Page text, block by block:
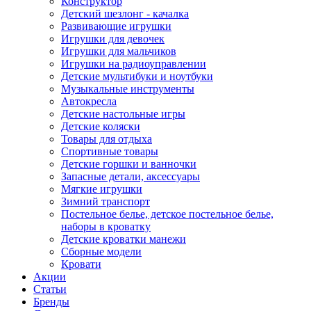
Детский шезлонг - качалка
Развивающие игрушки
Игрушки для девочек
Игрушки для мальчиков
Игрушки на радиоуправлении
Детские мультибуки и ноутбуки
Музыкальные инструменты
Автокресла
Детские настольные игры
Детские коляски
Товары для отдыха
Спортивные товары
Детские горшки и ванночки
Запасные детали, аксессуары
Мягкие игрушки
Зимний транспорт
Постельное белье, детское постельное белье,
наборы в кроватку
Детские кроватки манежи
Сборные модели
Кровати
Акции
Статьи
Бренды